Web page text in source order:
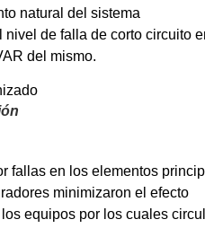
natural del sistema
de falla de corto circuito
del mismo.
fallas en los elementos
minimizaron el efecto
equipos por los cuales